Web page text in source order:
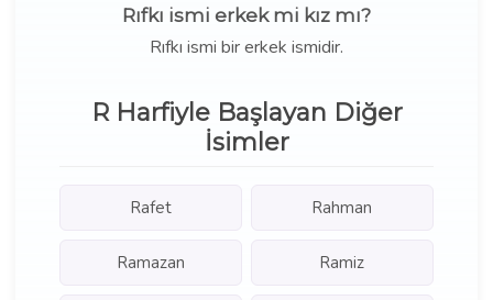
Rıfkı ismi erkek mi kız mı?
Rıfkı ismi bir erkek ismidir.
R Harfiyle Başlayan Diğer
İsimler
Rafet Rahman
Ramazan Ramiz